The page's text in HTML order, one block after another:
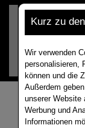
Kurz zu
Wir verwenden
personalisieren,
können und die
Außerdem
unserer Website
Werbung und
Informationen